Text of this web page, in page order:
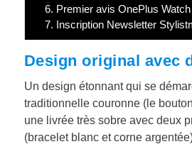
6. Premier avis OnePlus Watch
7. Inscription Newsletter
Design original avec
Un design étonnant qui se
traditionnelle couronne (le
une livrée très sobre avec deux
(bracelet blanc et corne